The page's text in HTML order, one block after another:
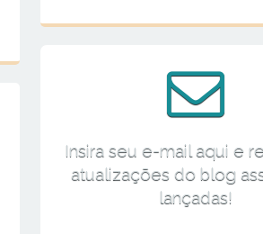
Insira seu e-mail aqui e
atualizações do blog
lançadas!